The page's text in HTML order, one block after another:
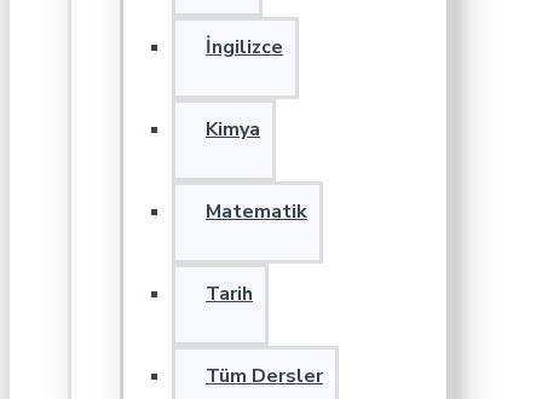
İngilizce
Kimya
Matematik
Tarih
Tüm Dersler